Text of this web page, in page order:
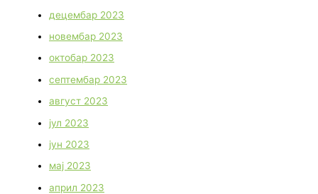
децембар 2023
новембар 2023
октобар 2023
септембар 2023
август 2023
јул 2023
јун 2023
мај 2023
април 2023